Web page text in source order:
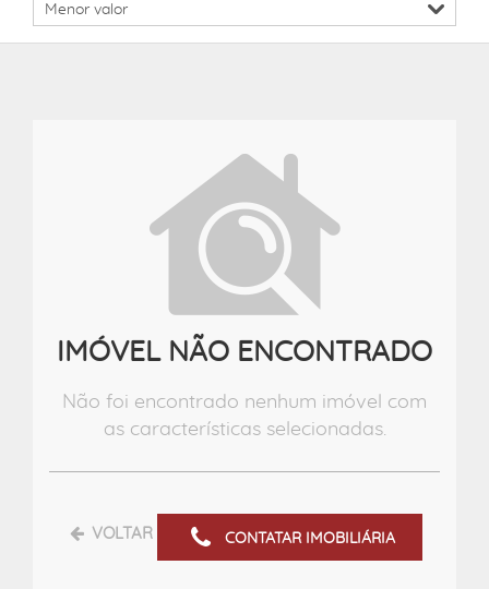
IMÓVEL NÃO ENCONTRADO
Não foi encontrado nenhum imóvel com
as características selecionadas.
VOLTAR CONTATAR IMOBILIÁRIA